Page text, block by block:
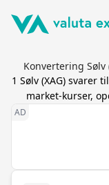
Konvertering Sølv
1 Sølv(XAG) svarer til
market-kurser,